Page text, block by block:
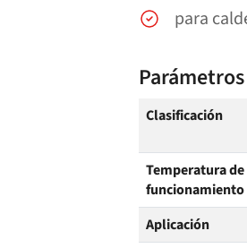
para
Parámetros
Clasificación
Temperatura de
funcionamiento
Aplicación